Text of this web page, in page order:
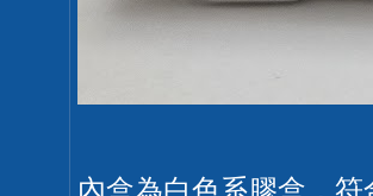
內盒為白色系膠盒，